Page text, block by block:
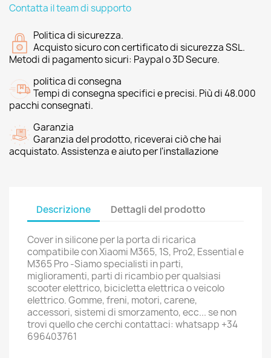
Contatta il team di supporto
Politica di sicurezza.
Acquisto sicuro con certificato di sicurezza SSL.
Metodi di pagamento sicuri: Paypal o 3D Secure.
politica di consegna
Tempi di consegna specifici e precisi. Più di 48.000
pacchi consegnati.
Garanzia
Garanzia del prodotto, riceverai ciò che hai
acquistato. Assistenza e aiuto per l'installazione
Descrizione Dettagli del prodotto
Cover in silicone per la porta di ricarica
compatibile con Xiaomi M365, 1S, Pro2, Essential e
M365 Pro -Siamo specialisti in parti,
miglioramenti, parti di ricambio per qualsiasi
scooter elettrico, bicicletta elettrica o veicolo
elettrico. Gomme, freni, motori, carene,
accessori, sistemi di smorzamento, ecc... se non
trovi quello che cerchi contattaci: whatsapp +34
696403761